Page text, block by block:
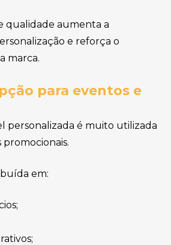
qualidade aumenta a
e reforça o
marca.
para eventos e
personalizada é muito utilizada
promocionais.
em: